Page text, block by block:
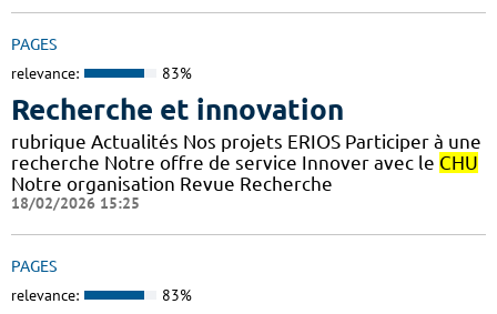
PAGES
relevance: 83%
Recherche et innovation
rubrique Actualités Nos projets ERIOS Participer à une
recherche Notre offre de service Innover avec le CHU
Notre organisation Revue Recherche
18/02/2026 15:25
PAGES
relevance: 83%